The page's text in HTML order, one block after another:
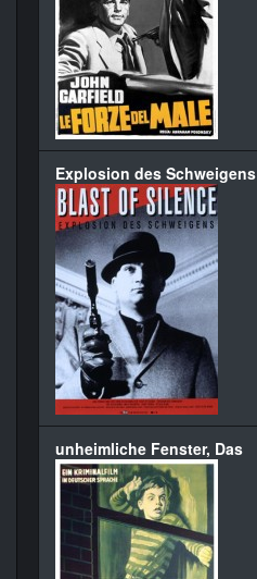
Explosion des Schweigens
unheimliche Fenster, Das